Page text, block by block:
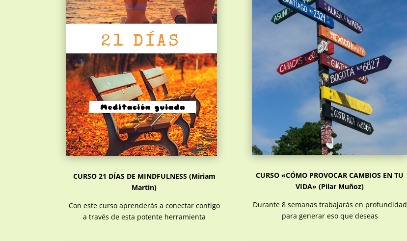
CURSO 21 DÍAS DE MINDFULNESS (Miriam
Martin)
Con este curso aprenderás a conectar contigo
a través de esta potente herramienta
CURSO «CÓMO PROVOCAR CAMBIOS EN TU
VIDA» (Pilar Muñoz)
Durante 8 semanas trabajarás en profundidad
para generar eso que deseas